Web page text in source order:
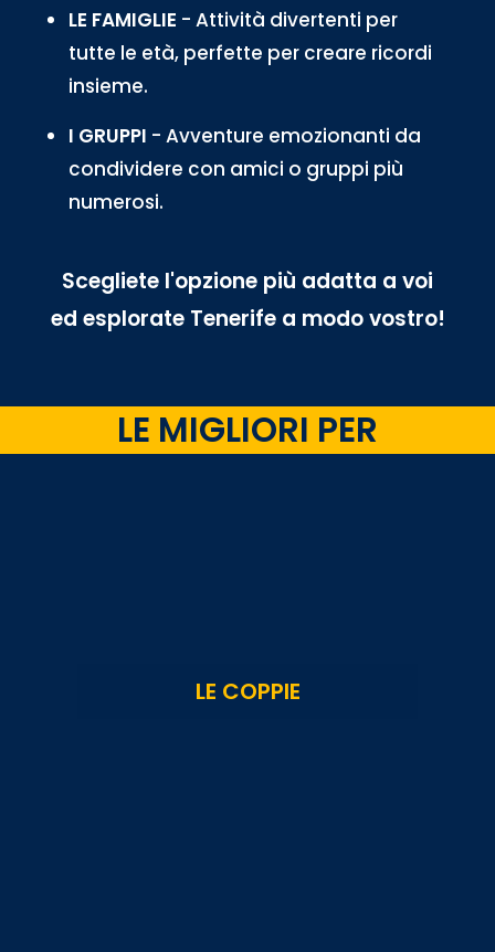
LE FAMIGLIE - Attività divertenti per
tutte le età, perfette per creare ricordi
insieme.
I GRUPPI - Avventure emozionanti da
condividere con amici o gruppi più
numerosi.
Scegliete l'opzione più adatta a voi
ed esplorate Tenerife a modo vostro!
LE MIGLIORI PER
LE COPPIE